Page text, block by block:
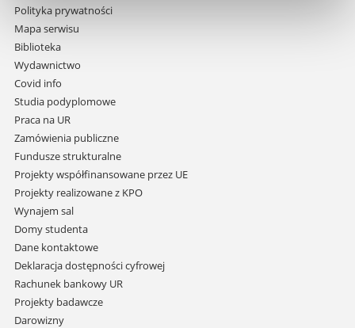
Pomiń
nawigację
i
przejdź
do
treści
Polityka prywatności
Mapa serwisu
Biblioteka
Wydawnictwo
Covid info
Studia podyplomowe
Praca na UR
Zamówienia publiczne
Fundusze strukturalne
Projekty współfinansowane przez UE
Projekty realizowane z KPO
Wynajem sal
Domy studenta
Dane kontaktowe
Deklaracja dostępności cyfrowej
Rachunek bankowy UR
Projekty badawcze
Darowizny